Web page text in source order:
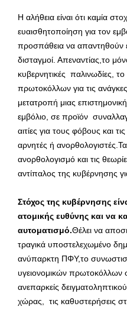
H αλήθεια είναι ότι καμία
ευαισθητοποίηση για τον
προσπάθεια να απαντηθούν
δισταγμοί. Απεναντίας,το
κυβερνητικές παλινωδίες,
πρωτοκόλλων για τις
μετατροπή μιας
εμβόλιο, σε προϊόν
αιτίες για τους φόβους και
αρνητές ή
ανορθολογισμό και τις
αντίπαλος της κυβέρνησης
Στόχος της κυβέρνησης
ατομικής ευθύνης και να
αυτοματισμό.Θέλει να
τραγικά υποστελεχωμένο
ανύπαρκτη ΠΦΥ,το
υγειονομικών πρωτοκόλλων
ανεπαρκείς
χώρας, τις καθυστερήσεις